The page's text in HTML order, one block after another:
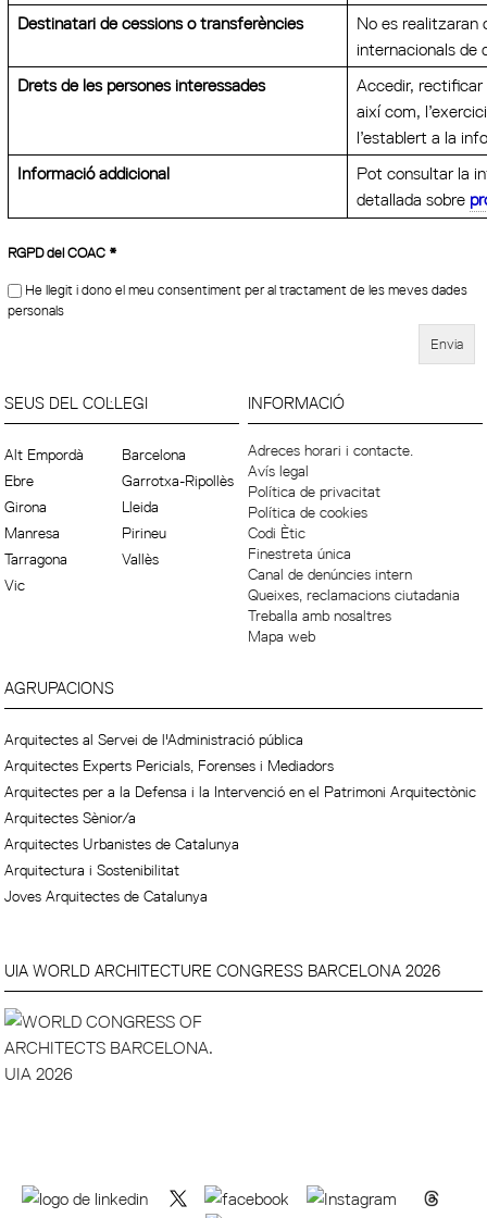
Destinatari de cessions o transferències
No es realitzaran
internacionals de
Drets de les persones interessades
Accedir, rectificar
així com,
l’establert a la
Informació addicional
Pot consultar la
detallada sobre
RGPD del COAC *
He llegit i dono el meu consentiment per al tractament de les meves dades
personals
SEUS DEL COL·LEGI
Alt Empordà
Barcelona
Ebre
Garrotxa-Ripollès
Girona
Lleida
Manresa
Pirineu
Tarragona
Vallès
Vic
INFORMACIÓ
Adreces horari i contacte.
Avís legal
Política de privacitat
Política de cookies
Codi Ètic
Finestreta única
Canal de denúncies intern
Queixes, reclamacions ciutadania
Treballa amb nosaltres
Mapa web
AGRUPACIONS
Arquitectes al Servei de l'Administració pública
Arquitectes Experts Pericials, Forenses i Mediadors
Arquitectes per a la Defensa i la Intervenció en el Patrimoni Arquitectònic
Arquitectes Sènior/a
Arquitectes Urbanistes de Catalunya
Arquitectura i Sostenibilitat
Joves Arquitectes de Catalunya
UIA WORLD ARCHITECTURE CONGRESS BARCELONA 2026